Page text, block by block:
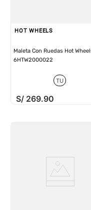
HOT WHEELS
Maleta Con Ruedas Hot
6HTW2000022
TU
S/ 269.90